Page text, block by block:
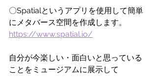
〇Spatialというアプリを使用して簡単
にメタバース空間を作成します。
https://www.spatial.io/
自分が今楽しい・面白いと思っている
ことをミュージアムに展示して